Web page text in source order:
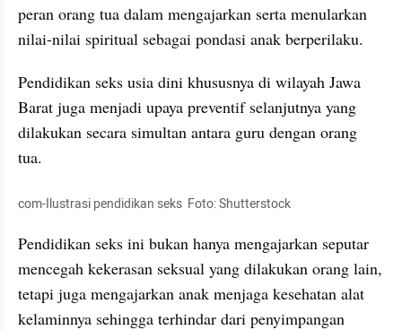
peran orang tua dalam mengajarkan serta menularkan
nilai-nilai spiritual sebagai pondasi anak berperilaku.
Pendidikan seks usia dini khususnya di wilayah Jawa
Barat juga menjadi upaya preventif selanjutnya yang
dilakukan secara simultan antara guru dengan orang
tua.
com-Ilustrasi pendidikan seks  Foto: Shutterstock
Pendidikan seks ini bukan hanya mengajarkan seputar
mencegah kekerasan seksual yang dilakukan orang lain,
tetapi juga mengajarkan anak menjaga kesehatan alat
kelaminnya sehingga terhindar dari penyimpangan